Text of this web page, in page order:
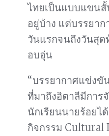
ไทยเป็นแบบแขน
อยู่บ้าง แต่บรรยา
วันแรกจนถึงวันสุด
อบอุ่น
“บรรยากาศแข่งขั
ที่มาถึงอิตาลีมีการ
นักเรียนนายร้อยไ
กิจกรรม Cultural